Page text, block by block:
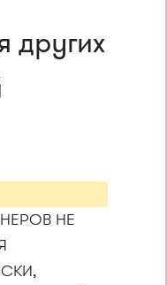
других
НЕ